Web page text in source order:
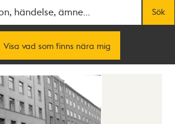
Sök
Visa vad som finns nära mig